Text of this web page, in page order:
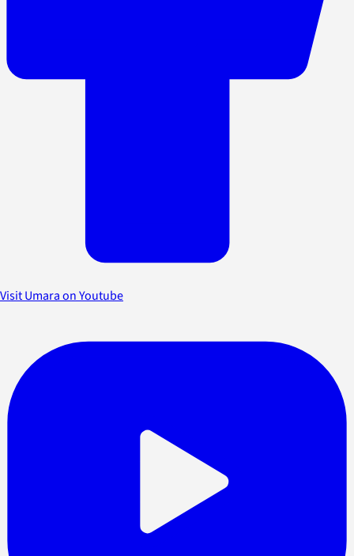
Visit Umara on Youtube